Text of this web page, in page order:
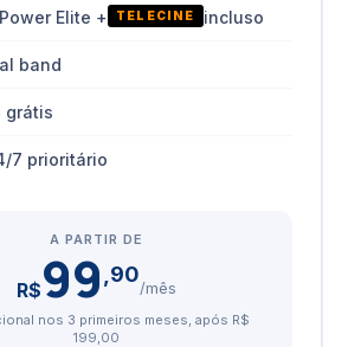
Elite + TELECINE incluso
band
grátis
7 prioritário
A PARTIR DE
R$99 ,90
/mês
nos 3 primeiros meses, após R$
199,00